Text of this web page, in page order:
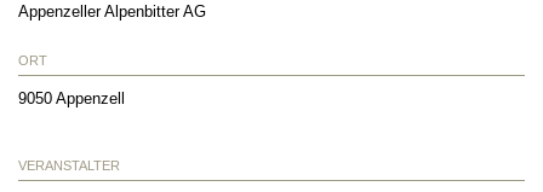
Appenzeller Alpenbitter AG
ORT
9050 Appenzell
VERANSTALTER